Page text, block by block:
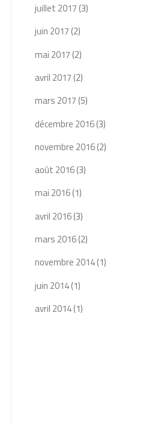
juillet 2017 (3)
juin 2017 (2)
mai 2017 (2)
avril 2017 (2)
mars 2017 (5)
décembre 2016(3)
novembre 2016(2)
août 2016(3)
mai 2016(1)
avril 2016(3)
mars 2016(2)
novembre 2014(1)
juin 2014(1)
avril 2014(1)